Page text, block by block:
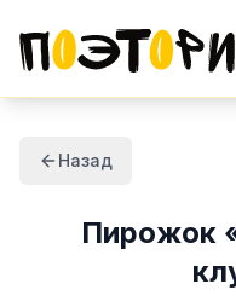
Назад
Пирожок